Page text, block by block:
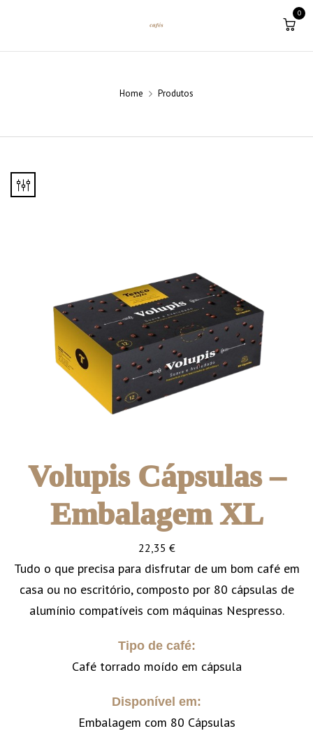
0
Home Produtos
Volupis Cápsulas –
Embalagem XL
22,35 €
Tudo o que precisa para disfrutar de um bom café em
casa ou no escritório, composto por 80 cápsulas de
alumínio compatíveis com máquinas Nespresso.
Tipo de café:
Café torrado moído em cápsula
Disponível em:
Embalagem com 80 Cápsulas